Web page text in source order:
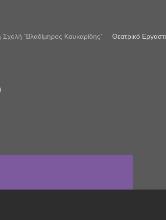
Σχολή "Βλαδίμηρος Καυκαρίδης" Θεατρικό